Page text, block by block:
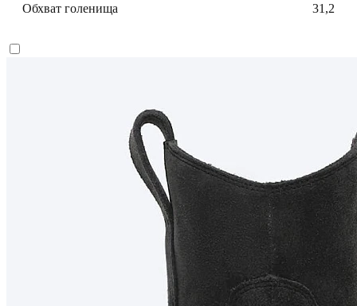
Обхват голенища 31,2